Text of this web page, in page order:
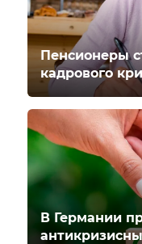
Пенсионеры
кадрового
В Германии